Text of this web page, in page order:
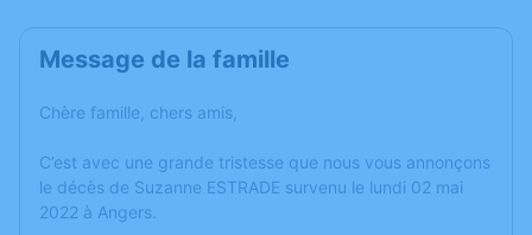
Message de la famille
Chère famille, chers amis,
C’est avec une grande tristesse que nous vous annonçons
le décès de Suzanne ESTRADE survenu le lundi 02 mai
2022 à Angers.